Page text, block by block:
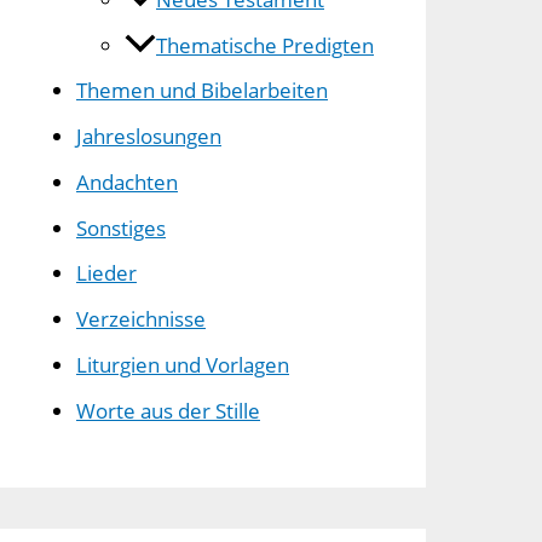
Thematische Predigten
Themen und Bibelarbeiten
Jahreslosungen
Andachten
Sonstiges
Lieder
Verzeichnisse
Liturgien und Vorlagen
Worte aus der Stille